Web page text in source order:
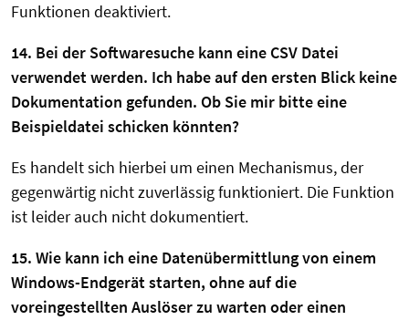
Funktionen deaktiviert.
14. Bei der Softwaresuche kann eine CSV Datei
verwendet werden. Ich habe auf den ersten Blick keine
Dokumentation gefunden. Ob Sie mir bitte eine
Beispieldatei schicken könnten?
Es handelt sich hierbei um einen Mechanismus, der
gegenwärtig nicht zuverlässig funktioniert. Die Funktion
ist leider auch nicht dokumentiert.
15. Wie kann ich eine Datenübermittlung von einem
Windows-Endgerät starten, ohne auf die
voreingestellten Auslöser zu warten oder einen